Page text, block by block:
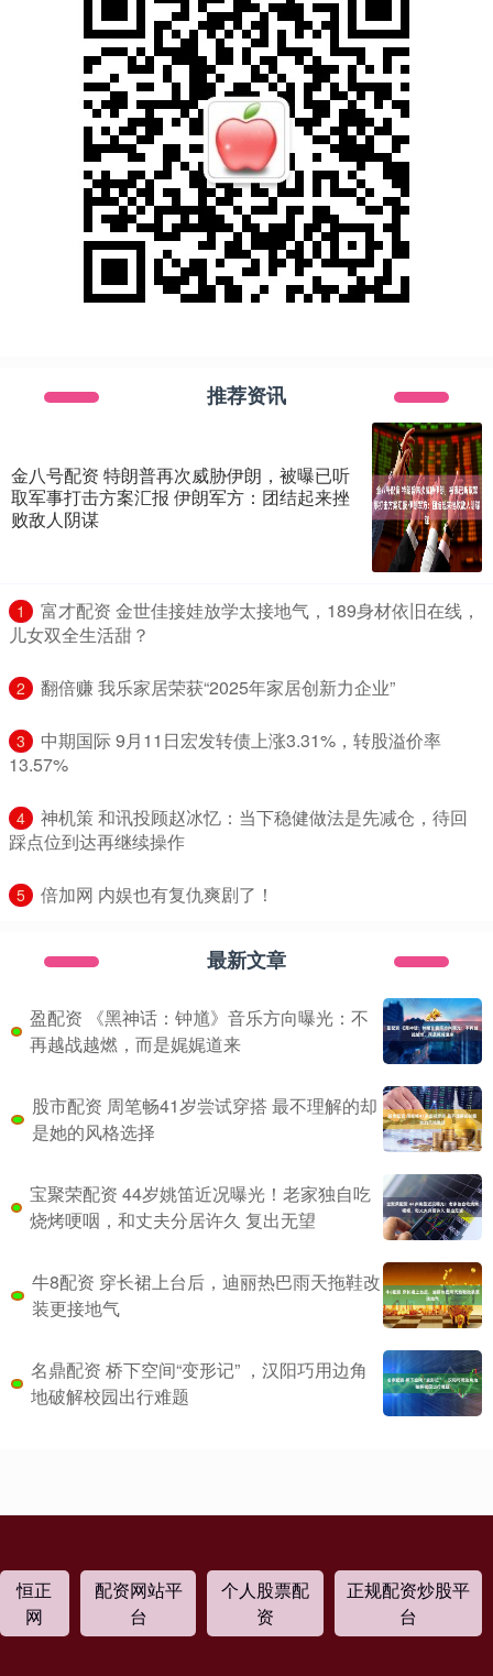
推荐资讯
金八号配资 特朗普再次威胁伊朗，被曝已听
取军事打击方案汇报 伊朗军方：团结起来挫
败敌人阴谋
1
​富才配资 金世佳接娃放学太接地气，189身材依旧在线，
儿女双全生活甜？
2 ​翻倍赚 我乐家居荣获“2025年家居创新力企业”
3
​中期国际 9月11日宏发转债上涨3.31%，转股溢价率
13.57%
4
​神机策 和讯投顾赵冰忆：当下稳健做法是先减仓，待回
踩点位到达再继续操作
5 ​倍加网 内娱也有复仇爽剧了！
最新文章
盈配资 《黑神话：钟馗》音乐方向曝光：不
再越战越燃，而是娓娓道来
股市配资 周笔畅41岁尝试穿搭 最不理解的却
是她的风格选择
宝聚荣配资 44岁姚笛近况曝光！老家独自吃
烧烤哽咽，和丈夫分居许久 复出无望
牛8配资 穿长裙上台后，迪丽热巴雨天拖鞋改
装更接地气
名鼎配资 桥下空间“变形记” ，汉阳巧用边角
地破解校园出行难题
恒正
网
配资网站平
台
个人股票配
资
正规配资炒股平
台